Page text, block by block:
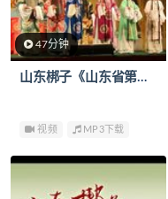
47分钟
山东梆子《山东省第五届山东梆子名家演唱会 下集》
视频 MP3下载